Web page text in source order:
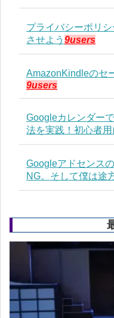
プライバシーポリ
させよう 9users
AmazonKindleのセ
9users
Googleカレンダー
法を実践！初心者
Googleアドセンス
NG。そして僕は途